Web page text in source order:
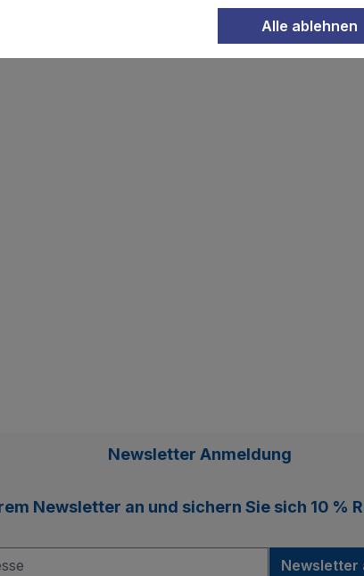
Newsletter Anmeldung
Newsletter an und sichern Sie sich 10 %
Newsletter
Alle ablehnen